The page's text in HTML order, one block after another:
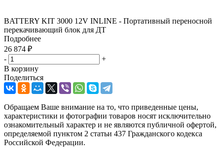
BATTERY KIT 3000 12V INLINE - Портативный переносной
перекачивающий блок для ДТ
Подробнее
26 874 ₽
-
+
В корзину
Поделиться
Обращаем Ваше внимание на то, что приведенные цены,
характеристики и фотографии товаров носят исключительно
ознакомительный характер и не являются публичной офертой,
определяемой пунктом 2 статьи 437 Гражданского кодекса
Российской Федерации.